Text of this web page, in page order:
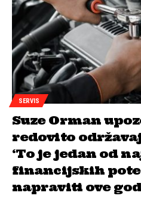
SERVIS
Suze Orman
redovito
‘To je jedan od
financijskih
napraviti ove